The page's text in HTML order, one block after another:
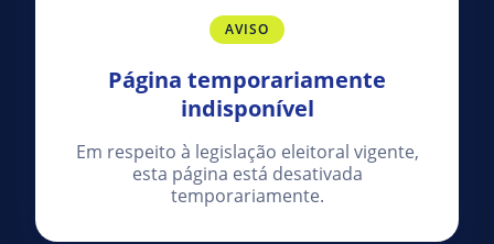
AVISO
Página temporariamente
indisponível
Em respeito à legislação eleitoral vigente,
esta página está desativada
temporariamente.